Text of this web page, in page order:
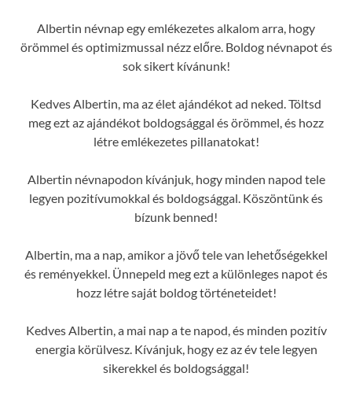
Albertin névnap egy emlékezetes alkalom arra, hogy
örömmel és optimizmussal nézz előre. Boldog névnapot és
sok sikert kívánunk!
Kedves Albertin, ma az élet ajándékot ad neked. Töltsd
meg ezt az ajándékot boldogsággal és örömmel, és hozz
létre emlékezetes pillanatokat!
Albertin névnapodon kívánjuk, hogy minden napod tele
legyen pozitívumokkal és boldogsággal. Köszöntünk és
bízunk benned!
Albertin, ma a nap, amikor a jövő tele van lehetőségekkel
és reményekkel. Ünnepeld meg ezt a különleges napot és
hozz létre saját boldog történeteidet!
Kedves Albertin, a mai nap a te napod, és minden pozitív
energia körülvesz. Kívánjuk, hogy ez az év tele legyen
sikerekkel és boldogsággal!